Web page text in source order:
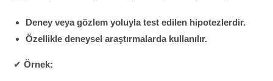
Deney veya gözlem yoluyla test edilen hipotezlerdir.
Özellikle deneysel araştırmalarda kullanılır.
✔Örnek: